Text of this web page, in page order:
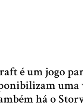
é um jogo
há o